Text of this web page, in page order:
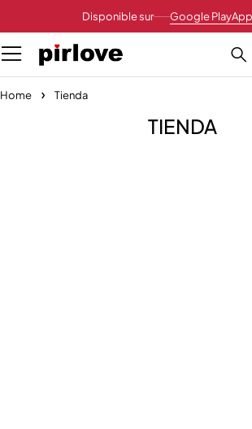
Disponible sur Google Play
Home Tienda
TIENDA